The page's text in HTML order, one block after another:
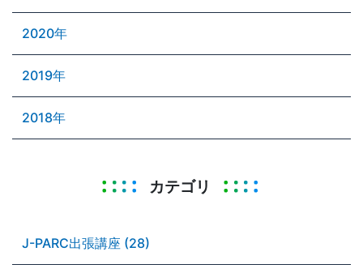
2020年
2019年
2018年
カテゴリ
J-PARC出張講座 (28)